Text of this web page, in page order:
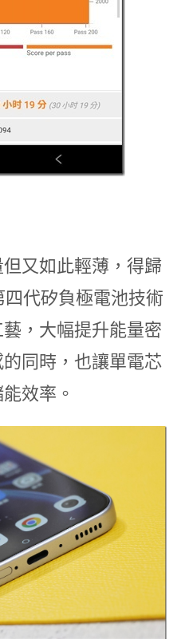
又如此輕薄，得歸
代矽負極電池技術
，大幅提升能量密
同時，也讓單電芯
效率。